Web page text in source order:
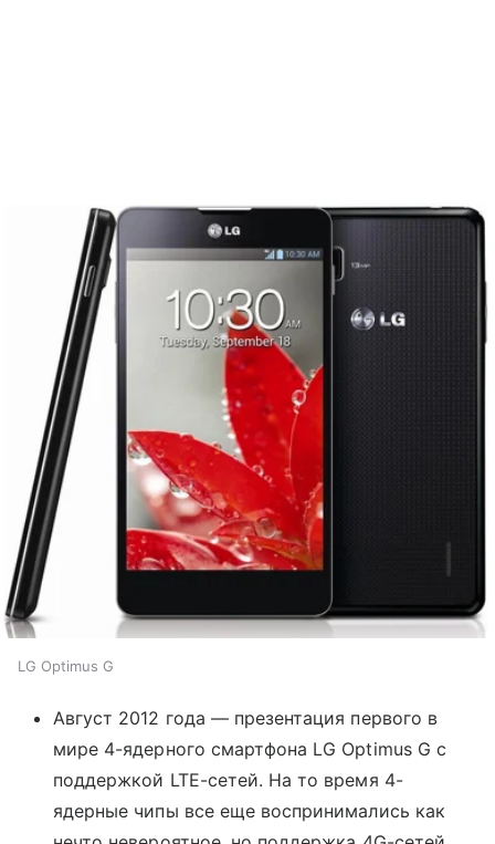
LG Optimus G
Август 2012 года — презентация первого в
мире 4-ядерного смартфона LG Optimus G с
поддержкой LTE-сетей. На то время 4-
ядерные чипы все еще воспринимались как